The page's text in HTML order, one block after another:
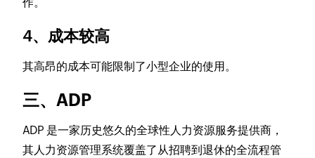
4、成本较高
其高昂的成本可能限制了小型企业的使用。
三、ADP
ADP 是一家历史悠久的全球性人力资源服务提供商，
其人力资源管理系统覆盖了从招聘到退休的全流程管